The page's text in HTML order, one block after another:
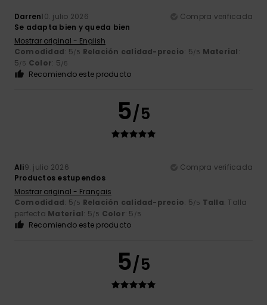
Darren10. julio 2026
Compra verificada
Se adapta bien y queda bien
Mostrar original - English
Comodidad: 5/5 Relación calidad-precio: 5/5 Material:
5/5 Color: 5/5
Recomiendo este producto
5/5
Ali9. julio 2026
Compra verificada
Productos estupendos
Mostrar original - Français
Comodidad: 5/5 Relación calidad-precio: 5/5 Talla: Talla
perfecta Material: 5/5 Color: 5 /5
Recomiendo este producto
5/5